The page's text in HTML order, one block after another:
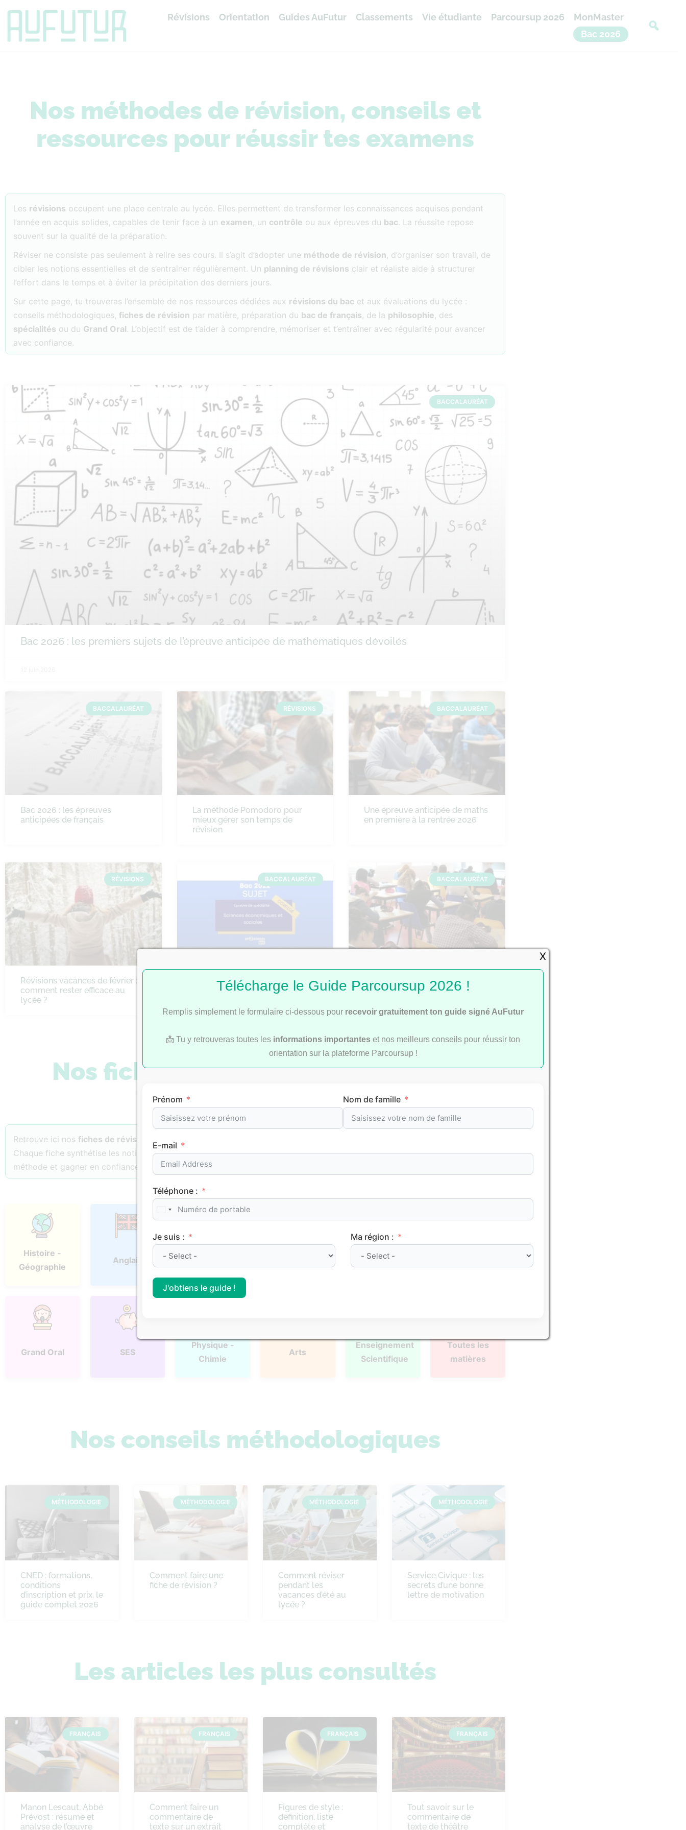
Révisions Orientation Guides AuFutur Classements Vie étudiante Parcoursup 2026
MonMaster
Bac 2026
Nos méthodes de révision, conseils et
ressources pour réussir tes examens
Les révisions occupent une place centrale au lycée. Elles permettent de transformer les connaissances acquises pendant
l’année en acquis solides, capables de tenir face à un examen, un contrôle ou aux épreuves du bac. La réussite repose
souvent sur la qualité de la préparation.
Réviser ne consiste pas seulement à relire ses cours. Il s’agit d’adopter une méthode de révision, d’organiser son travail, de
cibler les notions essentielles et de s’entraîner régulièrement. Un planning de révisions clair et réaliste aide à structurer
l’effort dans le temps et à éviter la précipitation des derniers jours.
Sur cette page, tu trouveras l’ensemble de nos ressources dédiées aux révisions du bac et aux évaluations du lycée :
conseils méthodologiques, fiches de révision par matière, préparation du bac de français, de la philosophie, des
spécialités ou du Grand Oral. L’objectif est de t’aider à comprendre, mémoriser et t’entraîner avec régularité pour avancer
avec confiance.
BACCALAURÉAT
Bac 2026 : les premiers sujets de l’épreuve anticipée de mathématiques dévoilés
BACCALAURÉAT
Bac 2026 : les épreuves
anticipées de français
RÉVISIONS
La méthode Pomodoro pour
mieux gérer son temps de
révision
BACCALAURÉAT
Une épreuve anticipée de maths
en première à la rentrée 2026
RÉVISIONS
Révisions vacances de février :
comment rester efficace au
lycée ?
BACCALAURÉAT
Bac 2022 : Corrigé du sujet de
BACCALAURÉAT
Bac 2026 : comment se passent
les rattrapages ?
Nos fiches de révision par matière
Retrouve ici nos fiches de révision
Chaque fiche synthétise les notions essentielles, les points de méthode et les repères clés à maîtriser pour progresser avec
méthode et gagner en confiance.
Histoire -
Géographie
Anglais Espagnol Philosophie
Grand Oral SES
Physique -
Chimie
Arts
Enseignement
Scientifique
Toutes les
matières
Nos conseils méthodologiques
MÉTHODOLOGIE
CNED : formations,
conditions
d’inscription et prix, le
guide complet 2026
MÉTHODOLOGIE
Comment faire une
fiche de révision ?
MÉTHODOLOGIE
Comment réviser
pendant les
vacances d’été au
lycée ?
MÉTHODOLOGIE
Service Civique : les
secrets d’une bonne
lettre de motivation
Les articles les plus consultés
FRANÇAIS
Manon Lescaut, Abbé
Prévost : résumé et
analyse de l’œuvre
FRANÇAIS
Comment faire un
commentaire de
texte sur un extrait
FRANÇAIS
Figures de style :
définition, liste
complète et
FRANÇAIS
Tout savoir sur le
commentaire de
texte de théâtre
Télécharge le Guide Parcoursup 2026 !
Remplis simplement le formulaire ci-dessous pour recevoir gratuitement ton guide signé AuFutur
📩 Tu y retrouveras toutes les informations importantes et nos meilleurs conseils pour réussir ton
orientation sur la plateforme Parcoursup !
Prénom Nom de famille
E-mail
Téléphone :
Je suis : Ma région :
J'obtiens le guide !
X